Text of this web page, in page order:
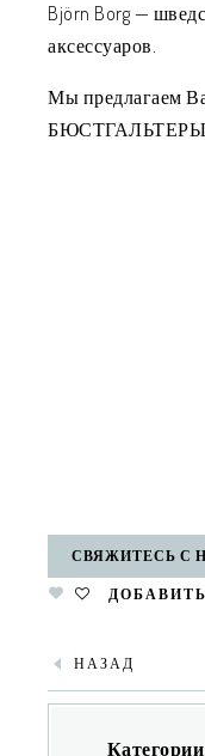
Björn Borg —
аксессуаров.
Мы предлагаем
БЮСТГАЛЬТЕРЫ,
СВЯЖИТЕСЬ С
НАЗАД